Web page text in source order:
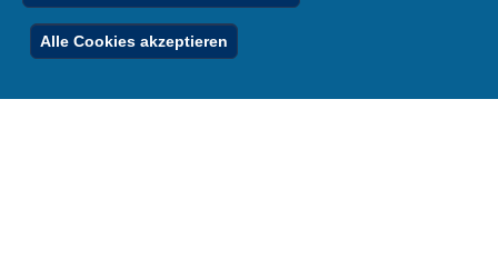
Alle Cookies akzeptieren
RSS-Feed
Ferienordnung
Spezialangebote
Below
Footer
Menu
Inhalt Impressum Datenschutz